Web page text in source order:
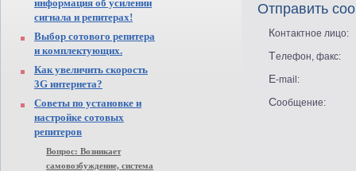
информация об усилении
сигнала и репитерах!
Выбор сотового репитера
и комплектующих.
Как увеличить скорость
3G интернета?
Советы по установке и
настройке сотовых
репитеров
Вопрос: Возникает
самовозбуждение, система
Отправить
Контактное лицо:
Телефон, факс:
E-mail:
Сообщение: